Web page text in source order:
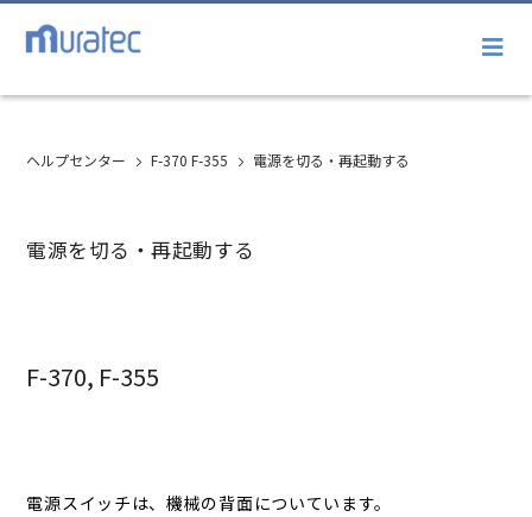
ヘルプセンター F-370 F-355 電源を切る・再起動する
電源を切る・再起動する
F-370, F-355
電源スイッチは、機械の背面についています。